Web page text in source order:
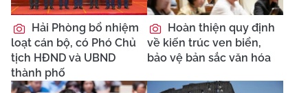
Hải Phòng bổ nhiệm
loạt cán bộ, có Phó Chủ
tịch HĐND và UBND
thành phố
Hoàn thiện quy định
về kiến trúc ven biển,
bảo vệ bản sắc văn hóa